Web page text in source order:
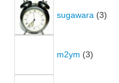
sugawara (3)
m2ym (3)